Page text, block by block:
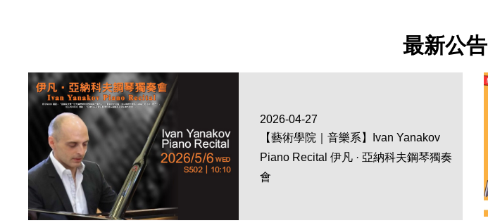
最新公告
2026-04-27
【藝術學院｜音樂系】Ivan Yanakov
Piano Recital 伊凡 · 亞納科夫鋼琴獨奏
會